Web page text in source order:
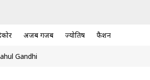
अजब गजब ज्योतिष फैशन
Gandhi